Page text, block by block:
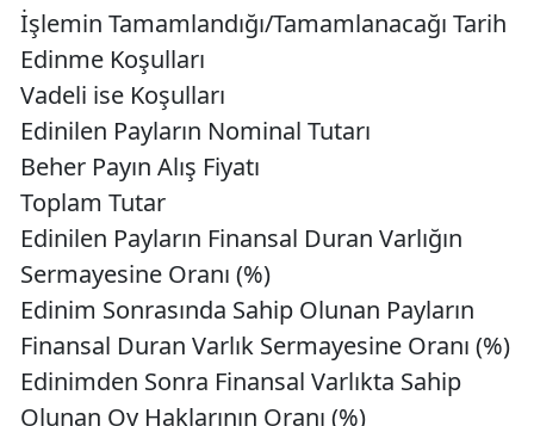
İşlemin Tamamlandığı/Tamamlanacağı Tarih
Edinme Koşulları
Vadeli ise Koşulları
Edinilen Payların Nominal Tutarı
Beher Payın Alış Fiyatı
Toplam Tutar
Edinilen Payların Finansal Duran Varlığın
Sermayesine Oranı (%)
Edinim Sonrasında Sahip Olunan Payların
Finansal Duran Varlık Sermayesine Oranı (%)
Edinimden Sonra Finansal Varlıkta Sahip
Olunan Oy Haklarının Oranı (%)